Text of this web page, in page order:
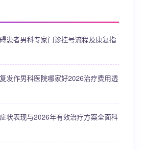
患者男科专家门诊挂号流程及康复指
发作男科医院哪家好2026治疗费用透
状表现与2026年有效治疗方案全面科